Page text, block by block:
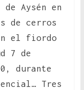
Aysén en
de cerros
el fiordo
7 de
durante
Tres